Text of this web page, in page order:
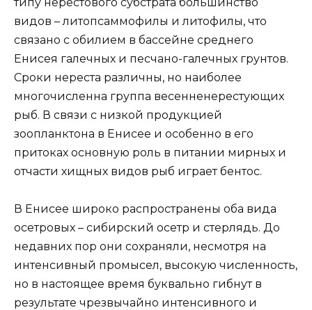
видов – литопсаммофилы и литофилы, что
связано с обилием в бассейне среднего
Енисея галечных и песчано-галечных грунтов.
Сроки нереста различны, но наиболее
многочисленна группа весенненерестующих
рыб. В связи с низкой продукцией
зоопланктона в Енисее и особенно в его
притоках основную роль в питании мирных и
отчасти хищных видов рыб играет бентос.
В Енисее широко распространены оба вида
осетровых – сибирский осетр и стерлядь. До
недавних пор они сохраняли, несмотря на
интенсивный промысел, высокую численность,
но в настоящее время буквально гибнут в
результате чрезвычайно интенсивного и